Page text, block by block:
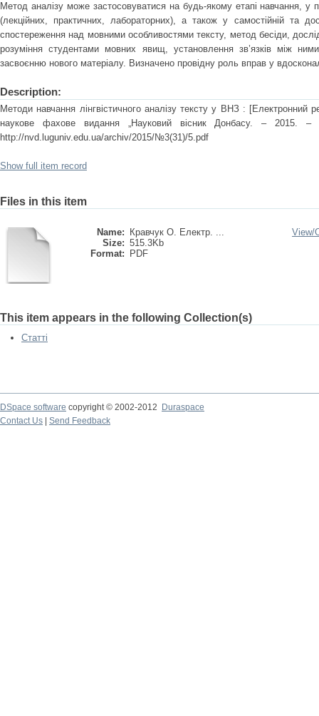
Метод аналізу може застосовуватися на будь-якому етапі навчання, у
(лекційних, практичних, лабораторних), а також у самостійній та
спостереження над мовними особливостями тексту, метод бесіди,
розуміння студентами мовних явищ, установлення зв’язків між
засвоєнню нового матеріалу. Визначено провідну роль вправ у
Description:
Методи навчання лінгвістичного аналізу тексту у ВНЗ :
наукове фахове видання „Науковий вісник Донбасу. ‒
http://nvd.luguniv.edu.ua/archiv/2015/№3(31)/5.pdf
Show full item record
Files in this item
Name:
Кравчук О. Електр. ...
Size: 515.3Kb
Format:
PDF
View/
This item appears in the following Collection(s)
Статті
DSpace software copyright © 2002-2012
Duraspace
Contact Us
Send Feedback